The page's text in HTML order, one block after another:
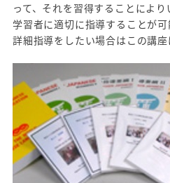
って、それを習得することによ
学習者に適切に指導することが
詳細指導をしたい場合はこの講座